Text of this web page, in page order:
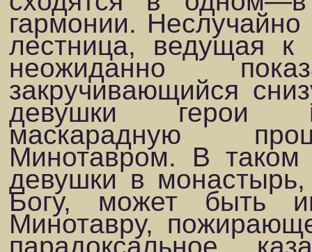
гармонии.
лестница, ведущая к
неожиданно
закручивающийся
девушки герои
маскарадную
Минотавром. В та­ком
девушки в
Богу, может быть
Минотавру,